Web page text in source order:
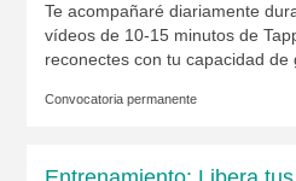
Te acompañaré diariamente
vídeos de 10-15 minutos de
reconectes con tu capacidad de
Convocatoria permanente